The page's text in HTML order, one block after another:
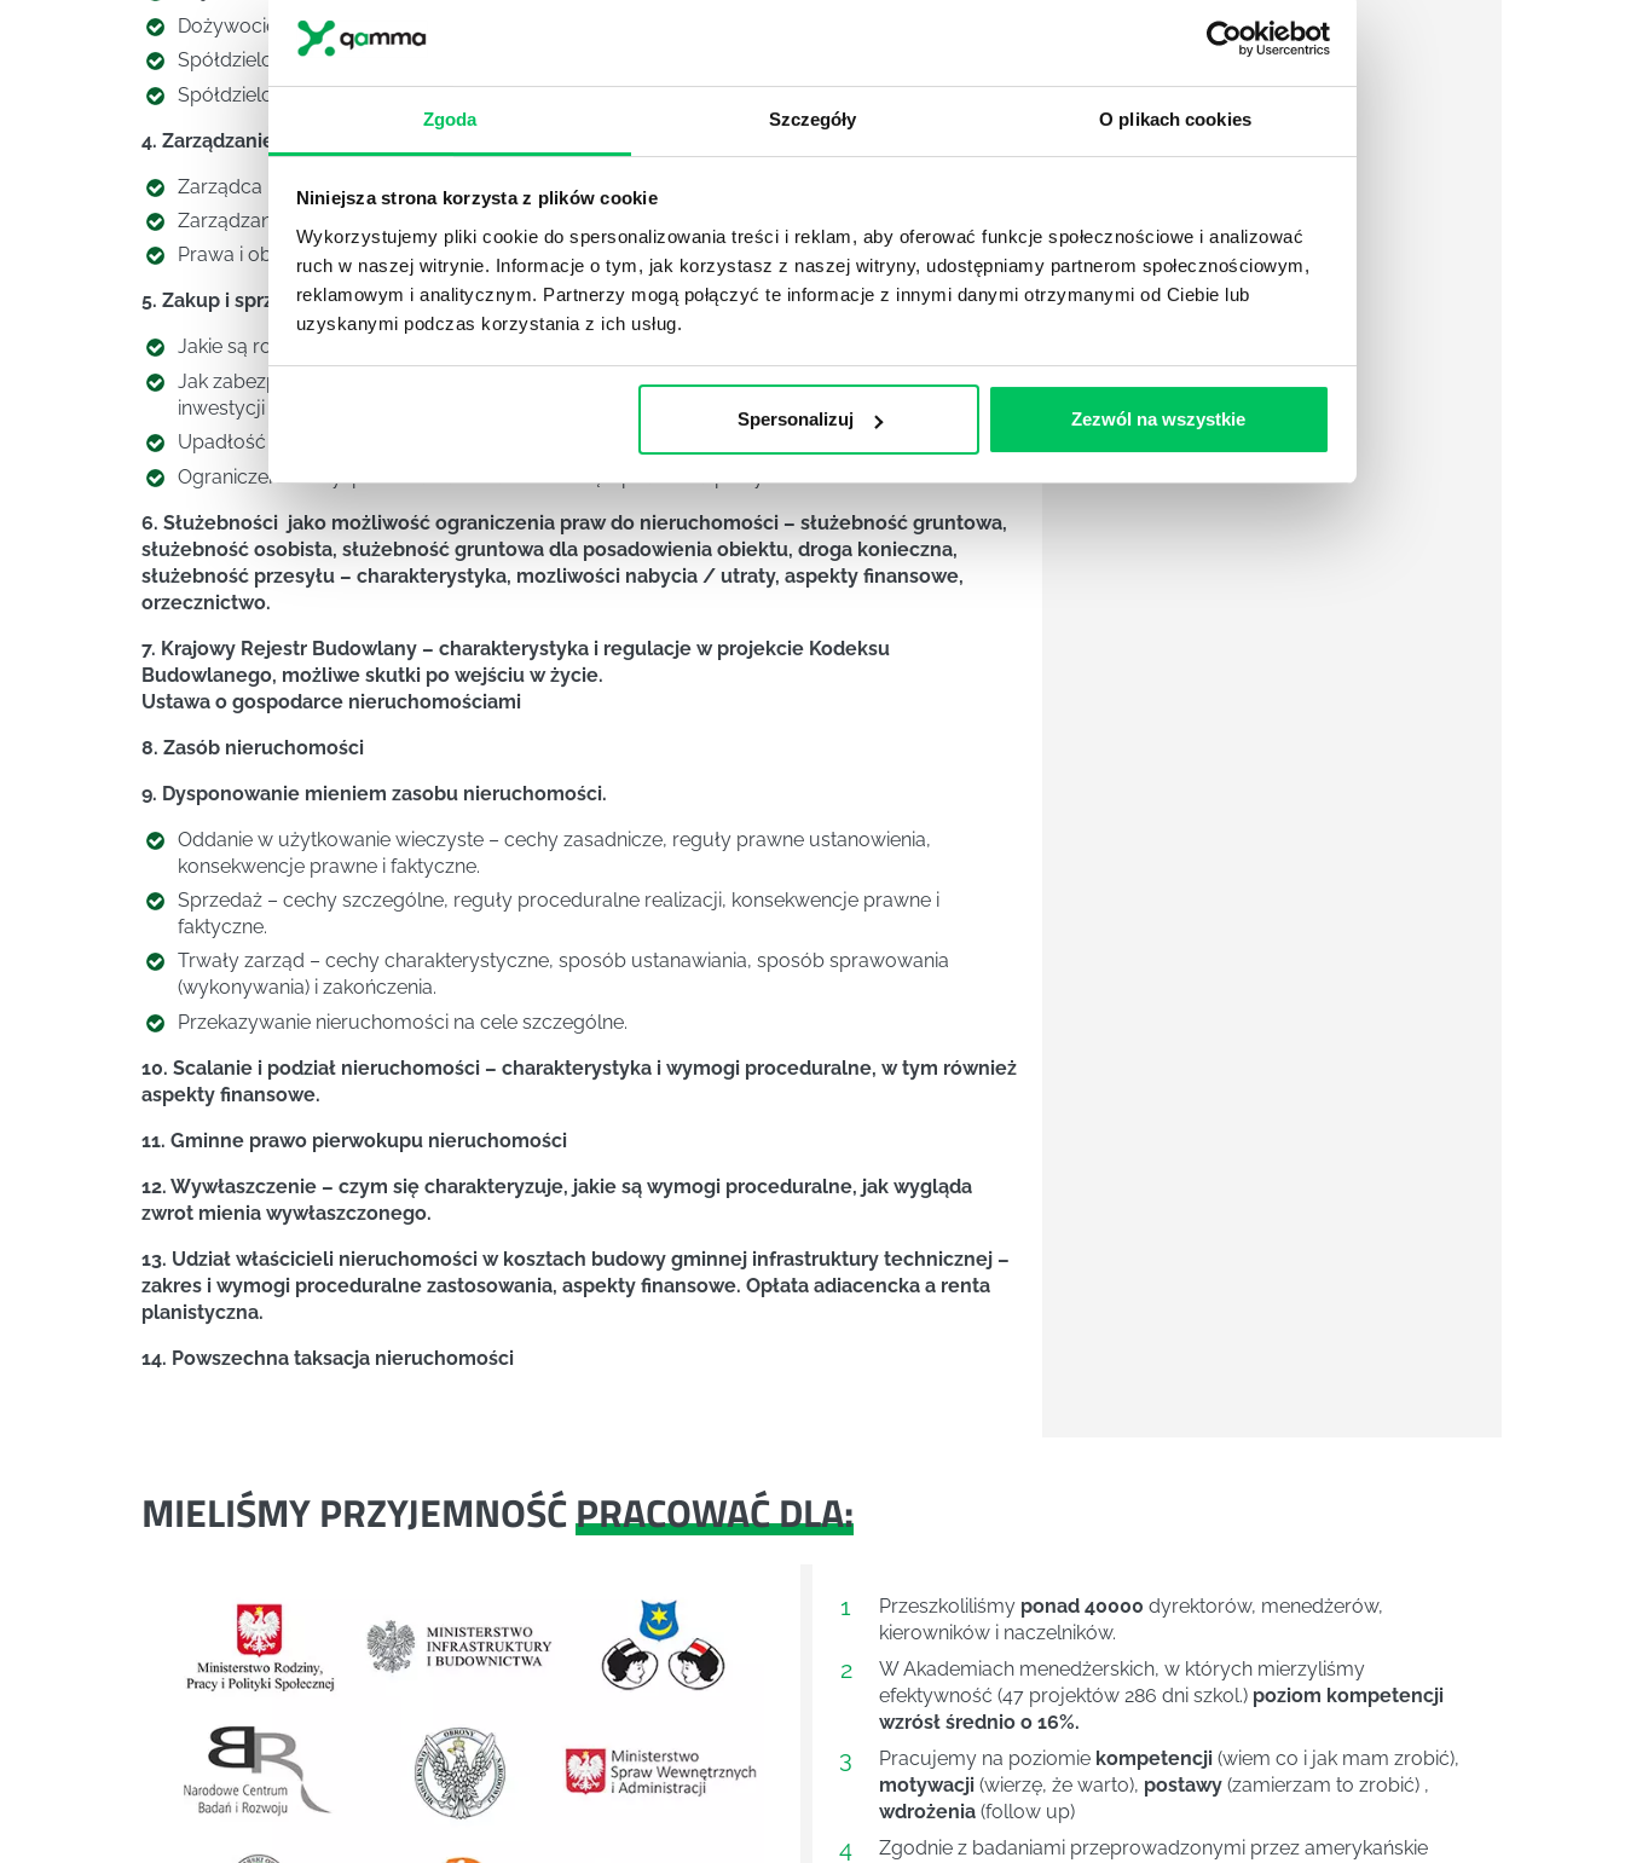
Zgoda Szczegóły O plikach cookies
Niniejsza strona korzysta z plików cookie
Wykorzystujemy pliki cookie do spersonalizowania treści i reklam, aby oferować funkcje społecznościowe i analizować
ruch w naszej witrynie. Informacje o tym, jak korzystasz z naszej witryny, udostępniamy partnerom społecznościowym,
reklamowym i analitycznym. Partnerzy mogą połączyć te informacje z innymi danymi otrzymanymi od Ciebie lub
uzyskanymi podczas korzystania z ich usług.
Spersonalizuj Zezwól na wszystkie
Dożywocie.
Spółdzielcze własnościowe prawo do lokalu mieszkalnego.
Spółdzielcze lokatorskie prawo do lokalu mieszkalnego.
4. Zarządzanie nieruchomościami – prawne aspekty, obowiązki, praktyka
Zarządca nieruchomości -charakterystyka
Zarządzanie nieruchomością – cechy umowy i składowe
Prawa i obowiązki zarządcy nieruchomości i aspekty praktyczne zarządzania.
5. Zakup i sprzedaż nieruchomości.
Jakie są rodzaje umów sprzedaży nieruchomości.
Jak zabezpieczyć i zrealizować transakcje sprzedaży nieruchomości, również w ramach
inwestycji deweloperskich.
Upadłość deweloperska – konsekwencje, możliwości postepowania dla nabywców.
Ograniczenia w dysponowaniu nieruchomością – prawne aspekty
6. Służebności jako możliwość ograniczenia praw do nieruchomości – służebność gruntowa,
służebność osobista, służebność gruntowa dla posadowienia obiektu, droga konieczna,
służebność przesyłu – charakterystyka, mozliwości nabycia / utraty, aspekty finansowe,
orzecznictwo.
7. Krajowy Rejestr Budowlany – charakterystyka i regulacje w projekcie Kodeksu
Budowlanego, możliwe skutki po wejściu w życie.
Ustawa o gospodarce nieruchomościami
8. Zasób nieruchomości
9. Dysponowanie mieniem zasobu nieruchomości.
Oddanie w użytkowanie wieczyste – cechy zasadnicze, reguły prawne ustanowienia,
konsekwencje prawne i faktyczne.
Sprzedaż – cechy szczególne, reguły proceduralne realizacji, konsekwencje prawne i
faktyczne.
Trwały zarząd – cechy charakterystyczne, sposób ustanawiania, sposób sprawowania
(wykonywania) i zakończenia.
Przekazywanie nieruchomości na cele szczególne.
10. Scalanie i podział nieruchomości – charakterystyka i wymogi proceduralne, w tym również
aspekty finansowe.
11. Gminne prawo pierwokupu nieruchomości
12. Wywłaszczenie – czym się charakteryzuje, jakie są wymogi proceduralne, jak wygląda
zwrot mienia wywłaszczonego.
13. Udział właścicieli nieruchomości w kosztach budowy gminnej infrastruktury technicznej –
zakres i wymogi proceduralne zastosowania, aspekty finansowe. Opłata adiacencka a renta
planistyczna.
14. Powszechna taksacja nieruchomości
MIELIŚMY PRZYJEMNOŚĆPRACOWAĆ DLA:
1 Przeszkoliliśmy ponad 40000 dyrektorów, menedżerów,
kierowników i naczelników.
2
W Akademiach menedżerskich, w których mierzyliśmy
efektywność (47 projektów 286 dni szkol.) poziom kompetencji
wzrósł średnio o 16%.
3 Pracujemy na poziomie kompetencji (wiem co i jak mam zrobić),
motywacji (wierzę, że warto), postawy (zamierzam to zrobić) ,
wdrożenia (follow up)
4
Zgodnie z badaniami przeprowadzonymi przez amerykańskie